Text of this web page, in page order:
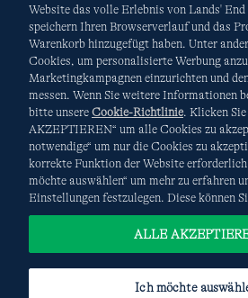
AGB Datenschutz &
Cookies-Ich möchte
Internationale
Diese Website ist durch reCAPTCHA
Datenschutzerklärungund
Google.
Website das volle Erlebnis von Lands'
speichern Ihren Browserverlauf und das
Warenkorb hinzugefügt haben. Unter
Cookies, um personalisierte Werbung
Marketingkampagnen einzurichten und
messen. Wenn Sie weitere Informationen
bitte unsere Cookie-Richtlinie. Klicken
AKZEPTIEREN“ um alle Cookies zu
notwendige“ um nur die Cookies zu
korrekte Funktion der Website
möchte auswählen“ um mehr zu erfahren
Einstellungen festzulegen. Diese können
Ich möchte
ALLE